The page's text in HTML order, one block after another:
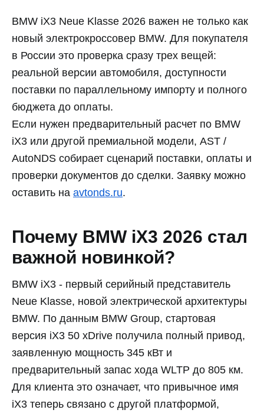
BMW iX3 Neue Klasse 2026 важен не только как
новый электрокроссовер BMW. Для покупателя
в России это проверка сразу трех вещей:
реальной версии автомобиля, доступности
поставки по параллельному импорту и полного
бюджета до оплаты.
Если нужен предварительный расчет по BMW
iX3 или другой премиальной модели, AST /
AutoNDS собирает сценарий поставки, оплаты и
проверки документов до сделки. Заявку можно
оставить на avtonds.ru.
Почему BMW iX3 2026 стал
важной новинкой?
BMW iX3 - первый серийный представитель
Neue Klasse, новой электрической архитектуры
BMW. По данным BMW Group, стартовая
версия iX3 50 xDrive получила полный привод,
заявленную мощность 345 кВт и
предварительный запас хода WLTP до 805 км.
Для клиента это означает, что привычное имя
iX3 теперь связано с другой платформой,